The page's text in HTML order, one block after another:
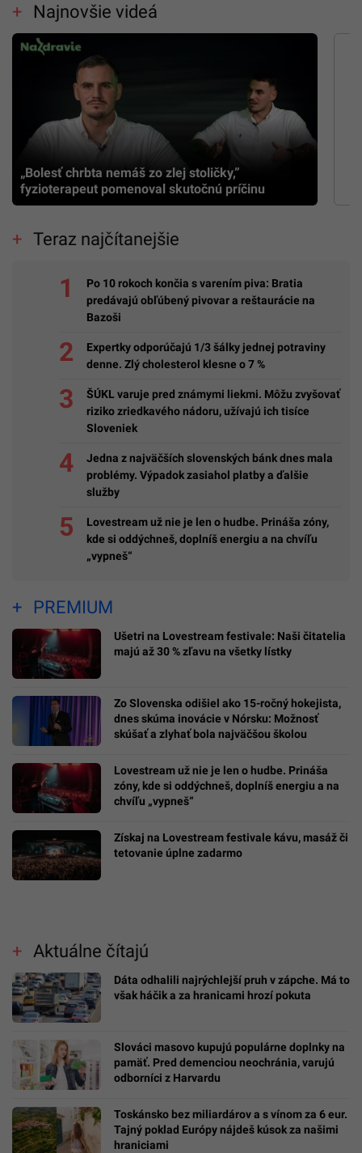
Najnovšie videá
„Bolesť chrbta nemáš zo zlej stoličky,”
fyzioterapeut pomenoval skutočnú príčinu
Teraz najčítanejšie
Po 10 rokoch končia s varením piva: Bratia
predávajú obľúbený pivovar a reštaurácie na
Bazoši
Expertky odporúčajú 1/3 šálky jednej potraviny
denne. Zlý cholesterol klesne o 7 %
ŠÚKL varuje pred známymi liekmi. Môžu zvyšovať
riziko zriedkavého nádoru, užívajú ich tisíce
Sloveniek
Jedna z najväčších slovenských bánk dnes mala
problémy. Výpadok zasiahol platby a ďalšie
služby
Lovestream už nie je len o hudbe. Prináša zóny,
kde si oddýchneš, doplníš energiu a na chvíľu
„vypneš“
PREMIUM
Ušetri na Lovestream festivale: Naši čitatelia
majú až 30 % zľavu na všetky lístky
Zo Slovenska odišiel ako 15-ročný hokejista,
dnes skúma inovácie v Nórsku: Možnosť
skúšať a zlyhať bola najväčšou školou
Lovestream už nie je len o hudbe. Prináša
zóny, kde si oddýchneš, doplníš energiu a na
chvíľu „vypneš“
Získaj na Lovestream festivale kávu, masáž či
tetovanie úplne zadarmo
Aktuálne čítajú
Dáta odhalili najrýchlejší pruh v zápche. Má to
však háčik a za hranicami hrozí pokuta
Slováci masovo kupujú populárne doplnky na
pamäť. Pred demenciou neochránia, varujú
odborníci z Harvardu
Toskánsko bez miliardárov a s vínom za 6 eur.
Tajný poklad Európy nájdeš kúsok za našimi
hraniciami